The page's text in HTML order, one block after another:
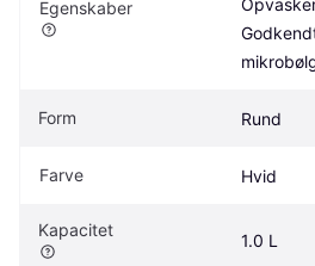
Egenskaber
Form Rund
Farve Hvid
Kapacitet
1.0 L